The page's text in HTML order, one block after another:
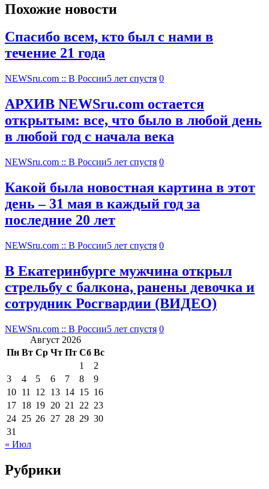
Похожие новости
Спасибо всем, кто был с нами в
течение 21 года
NEWSru.com :: В России5 лет спустя 0
АРХИВ NEWSru.com остается
открытым: все, что было в любой день
в любой год с начала века
NEWSru.com :: В России5 лет спустя 0
Какой была новостная картина в этот
день – 31 мая в каждый год за
последние 20 лет
NEWSru.com :: В России5 лет спустя 0
В Екатеринбурге мужчина открыл
стрельбу с балкона, ранены девочка и
сотрудник Росгвардии (ВИДЕО)
NEWSru.com :: В России5 лет спустя 0
Август 2026
Пн Вт Ср Чт Пт Сб Вс
1
2
3
4 5 6 7 8
9
10 11 12 13 14 15 16
17 18 19 20 21 22 23
24 25 26 27 28 29 30
31
« Июл
Рубрики